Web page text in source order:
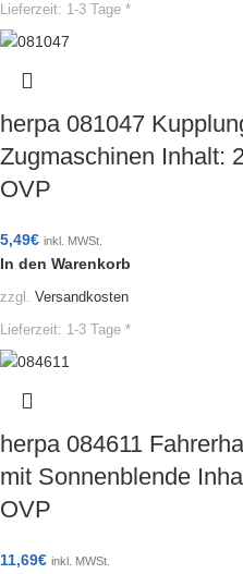
Lieferzeit: 1-3 Tage *
herpa 081047
Zugmaschinen Inhalt:
OVP
5,49€ inkl. MWSt.
In den Warenkorb
zzgl. Versandkosten
Lieferzeit: 1-3 Tage *
herpa 084611
mit Sonnenblende
OVP
11,69€ inkl. MWSt.